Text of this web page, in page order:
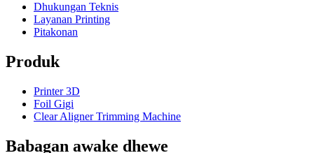
Dhukungan Teknis
Layanan Printing
Pitakonan
Produk
Printer 3D
Foil Gigi
Clear Aligner Trimming Machine
Babagan awake dhewe